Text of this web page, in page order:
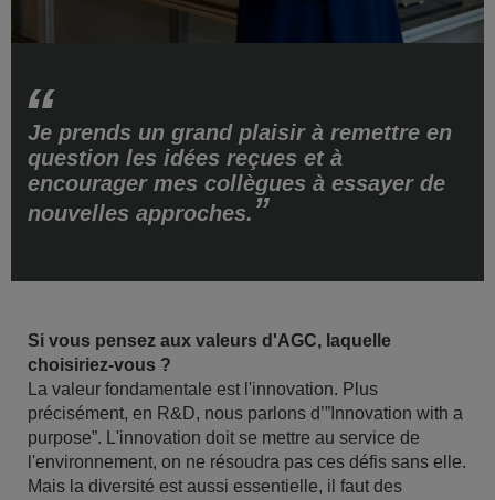
Je prends un grand plaisir à remettre en
question les idées reçues et à
encourager mes collègues à essayer de
nouvelles approches.
Si vous pensez aux valeurs d'AGC, laquelle
choisiriez-vous ?
La valeur fondamentale est l'innovation. Plus
précisément, en R&D, nous parlons d’”Innovation with a
purpose”. L'innovation doit se mettre au service de
l'environnement, on ne résoudra pas ces défis sans elle.
Mais la diversité est aussi essentielle, il faut des